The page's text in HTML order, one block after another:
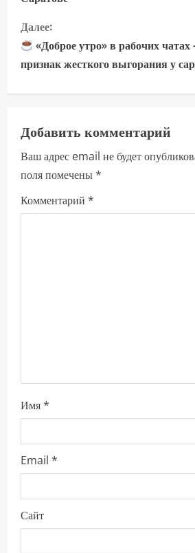
о
д
о
л
ж
и
т
ь
е
Далее:
«Доброе утро» в рабочих
признак жесткого выгорания у
Добавить комментарий
Ваш адрес email не будет
поля помечены*
Комментарий *
Имя*
Email *
Сайт